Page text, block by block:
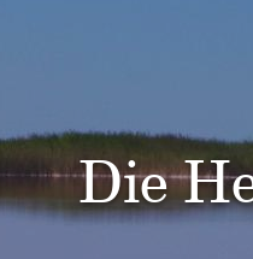
Die
Die
Die